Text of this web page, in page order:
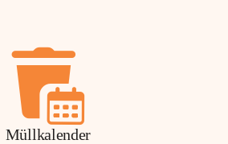
Müllkalender